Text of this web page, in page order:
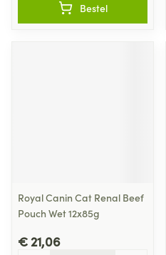
Bestel
Royal Canin Cat Renal Beef
Pouch Wet 12x85g
€ 21,06